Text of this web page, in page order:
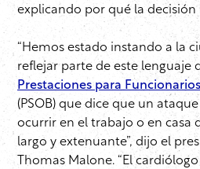
explicando por qué la decisión
“Hemos estado instando a la
reflejar parte de este lenguaje
Prestaciones para
(PSOB) que dice que un
ocurrir en el trabajo o en casa
largo y extenuante”, dijo el
Thomas Malone. “El